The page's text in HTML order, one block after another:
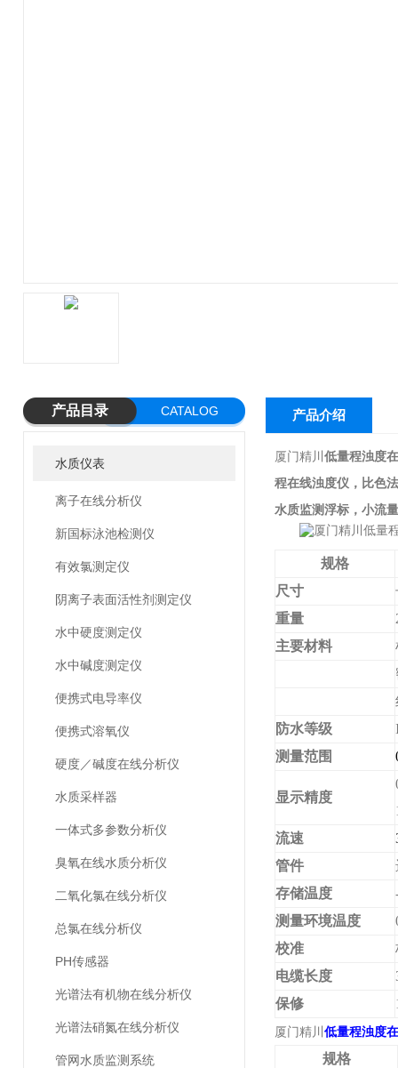
产品目录 CATALOG
水质仪表
离子在线分析仪
新国标泳池检测仪
有效氯测定仪
阴离子表面活性剂测定仪
水中硬度测定仪
水中碱度测定仪
便携式电导率仪
便携式溶氧仪
硬度／碱度在线分析仪
水质采样器
一体式多参数分析仪
臭氧在线水质分析仪
二氧化氯在线分析仪
总氯在线分析仪
PH传感器
光谱法有机物在线分析仪
光谱法硝氮在线分析仪
管网水质监测系统
产品介绍
厦门精川 低量程浊度
程在线浊度仪，比色
水质监测浮标，小流
规格
尺寸
重量
主要材料
防水等级
测量范围
显示精度
流速
管件
存储温度
测量环境温度
校准
电缆长度
保修
厦门精川 低量程浊度
规格